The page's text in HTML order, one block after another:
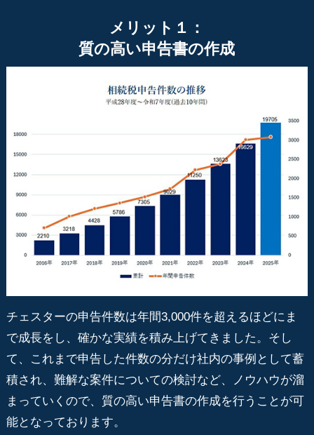
メリット１：
質の高い申告書の作成
チェスターの申告件数は年間3,000件を超えるほどにま
で成長をし、確かな実績を積み上げてきました。そし
て、これまで申告した件数の分だけ社内の事例として蓄
積され、難解な案件についての検討など、ノウハウが溜
まっていくので、質の高い申告書の作成を行うことが可
能となっております。